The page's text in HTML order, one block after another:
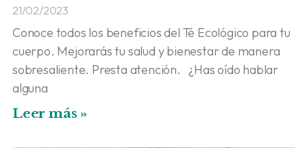
21/02/2023
Conoce todos los beneficios del Té Ecológico para tu
cuerpo. Mejorarás tu salud y bienestar de manera
sobresaliente. Presta atención. ¿Has oído hablar
alguna
Leer más »